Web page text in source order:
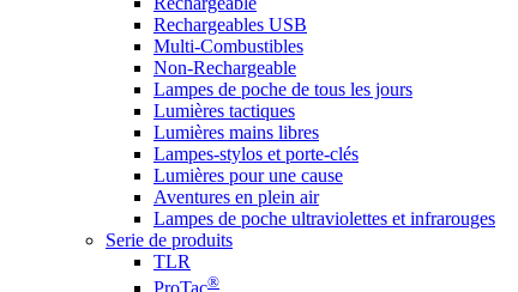
Rechargeables USB
Multi-Combustibles
Non-Rechargeable
Lampes de poche de tous les jours
Lumières tactiques
Lumières mains libres
Lampes-stylos et porte-clés
Lumières pour une cause
Aventures en plein air
Lampes de poche ultraviolettes et infrarouges
Serie de produits
TLR
®